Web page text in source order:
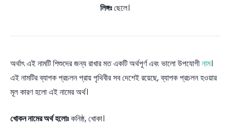
লিঙ্গঃছেলে।
অর্থাৎ এই নামটি শিশুদের জন্য রাখার মত একটি অর্থপূর্ণ এবং ভালো উপযোগীনাম।
এই নামটির ব্যাপক প্রচলন প্রায় পৃথিবীর সব দেশেই রয়েছে, ব্যাপক প্রচলন হওয়ার
মূল কারণ হলো এই নামের অর্থ।
খোকন নামের অর্থ হলোঃকনিষ্ঠ, খোকা।